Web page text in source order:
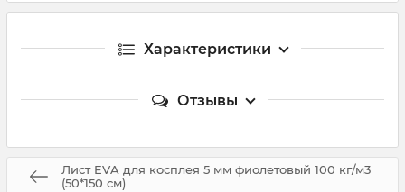
Характеристики
Отзывы
Лист EVA для косплея 5 мм фиолетовый 100 кг/м3
(50*150 см)